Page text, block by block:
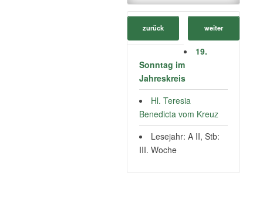
zurück weiter
19.
Sonntag im
Jahreskreis
Hl. Teresia
Benedicta vom Kreuz
Lesejahr: A II, Stb:
III. Woche